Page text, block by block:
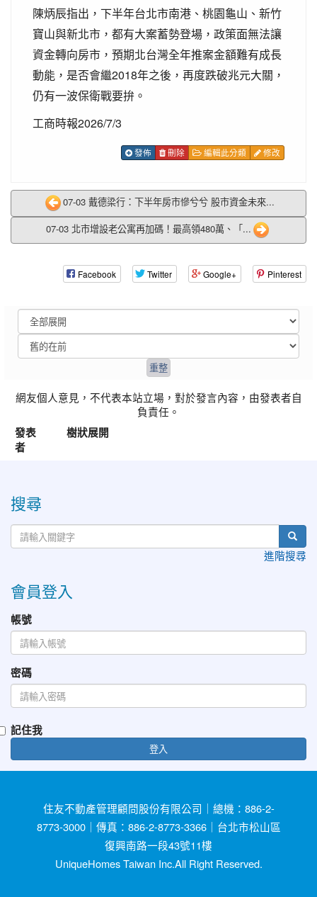
陳炳辰指出，下半年台北市南港、桃園龜山、新竹
寶山與新北市，都有大案蓄勢登場，政策面無法讓
資金轉向房市，預期北台灣全年推案金額難有成長
動能，是否會繼2018年之後，再度跌破兆元大關，
仍有一波保衛戰要拚。
工商時報2026/7/3
發佈 刪除 編輯此分類 修改
07-03 戴德梁行：下半年房市慘兮兮 股市資金未來...
07-03 北市增設老公寓再加碼！最高領480萬、「...
Facebook Twitter Google+ Pinterest
網友個人意見，不代表本站立場，對於發言內容，由發表者自
負責任。
發表
者
樹狀展開
搜尋
進階搜尋
會員登入
帳號
密碼
記住我
登入
住友不動產管理顧問股份有限公司｜總機：886-2-
8773-3000｜傳真：886-2-8773-3366｜台北市松山區
復興南路一段43號11樓
UniqueHomes Taiwan Inc.All Right Reserved.